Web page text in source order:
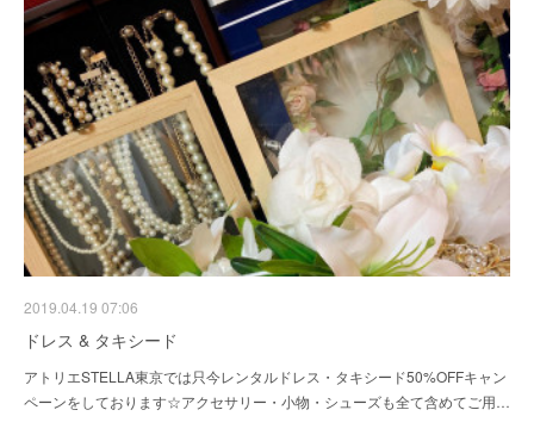
2019.04.19 07:06
ドレス & タキシード
アトリエSTELLA東京では只今レンタルドレス・タキシード50%OFFキャン
ペーンをしております☆アクセサリー・小物・シューズも全て含めてご用…